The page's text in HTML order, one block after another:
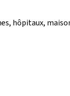
hôpitaux,